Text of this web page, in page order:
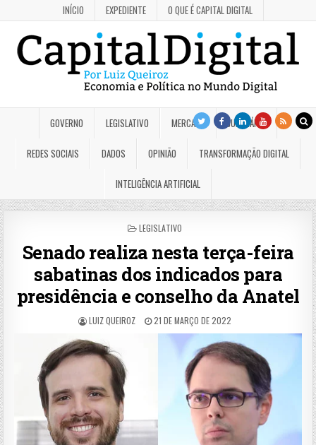
INÍCIO EXPEDIENTE O QUE É CAPITAL DIGITAL
GOVERNO LEGISLATIVO MERCADO JUDICIÁRIO
REDES SOCIAIS DADOS OPINIÃO TRANSFORMAÇÃO DIGITAL
INTELIGÊNCIA ARTIFICIAL
POSTED
LEGISLATIVO
Senado realiza nesta terça-feira
sabatinas dos indicados para
presidência e conselho da Anatel
LUIZ QUEIROZ 21 DE MARÇO DE 2022